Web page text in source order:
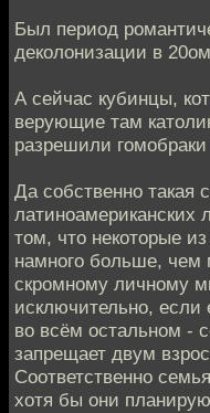
Был период
деколонизации в
А сейчас кубинцы,
верующие там
разрешили
Да собственно такая
латиноамериканских
том, что некоторые
намного больше,
скромному личному
исключительно, если
во всём остальном -
запрещает двум
Соответственно
хотя бы они